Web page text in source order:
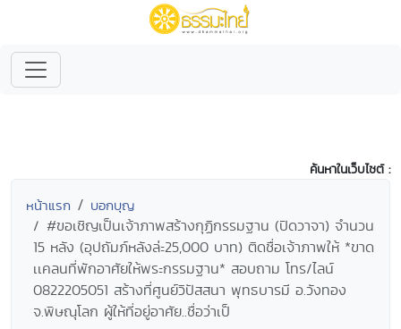
ค้นหาในเว็บไซต์ :
หน้าแรก บอกบุญ
#ขอเชิญเป็นเจ้าภาพสร้างกุฏิกรรมฐาน (ปิดวาจา) จำนวน
15 หลัง (อุปถัมภ์หลังล่ะ25,000 บาท) ติดชื่อเจ้าภาพให้ *ขาด
เเคลนที่พักอาศัยให้พระกรรมฐาน* สอบถาม โทร/ไลน์
0822205051 สร้างที่ศูนย์วิปัสสนา พุทธบารมี อ.วังทอง
จ.พิษณุโลก ผู้ให้ที่อยู่อาศัย..ชื่อว่าเป็